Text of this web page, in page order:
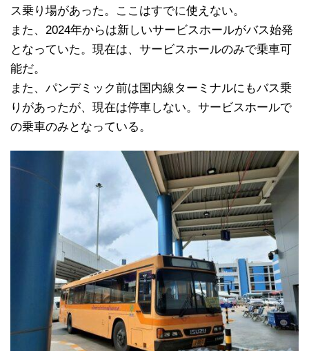
ス乗り場があった。ここはすでに使えない。
また、2024年からは新しいサービスホールがバス始発
となっていた。現在は、サービスホールのみで乗車可
能だ。
また、パンデミック前は国内線ターミナルにもバス乗
りがあったが、現在は停車しない。サービスホールで
の乗車のみとなっている。